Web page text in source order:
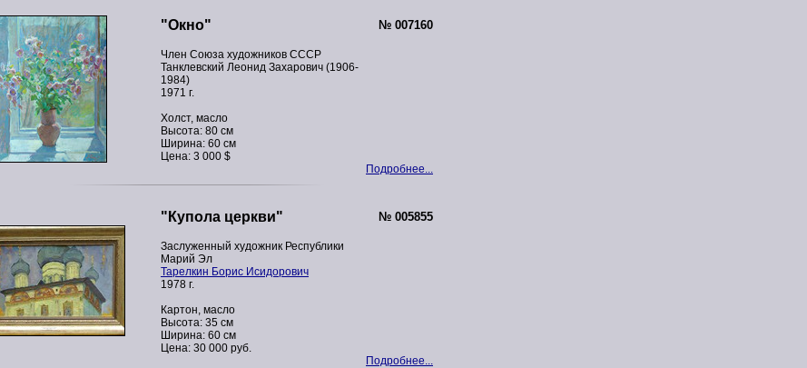
"Окно" № 007160
Член Союза художников СССР
Танклевский Леонид Захарович (1906-
1984)
1971 г.
Холст, масло
Высота: 80 см
Ширина: 60 см
Цена: 3 000 $
Подробнее...
"Купола церкви" № 005855
Заслуженный художник Республики
Марий Эл
Тарелкин Борис Исидорович
1978 г.
Картон, масло
Высота: 35 см
Ширина: 60 см
Цена: 30 000 руб.
Подробнее...